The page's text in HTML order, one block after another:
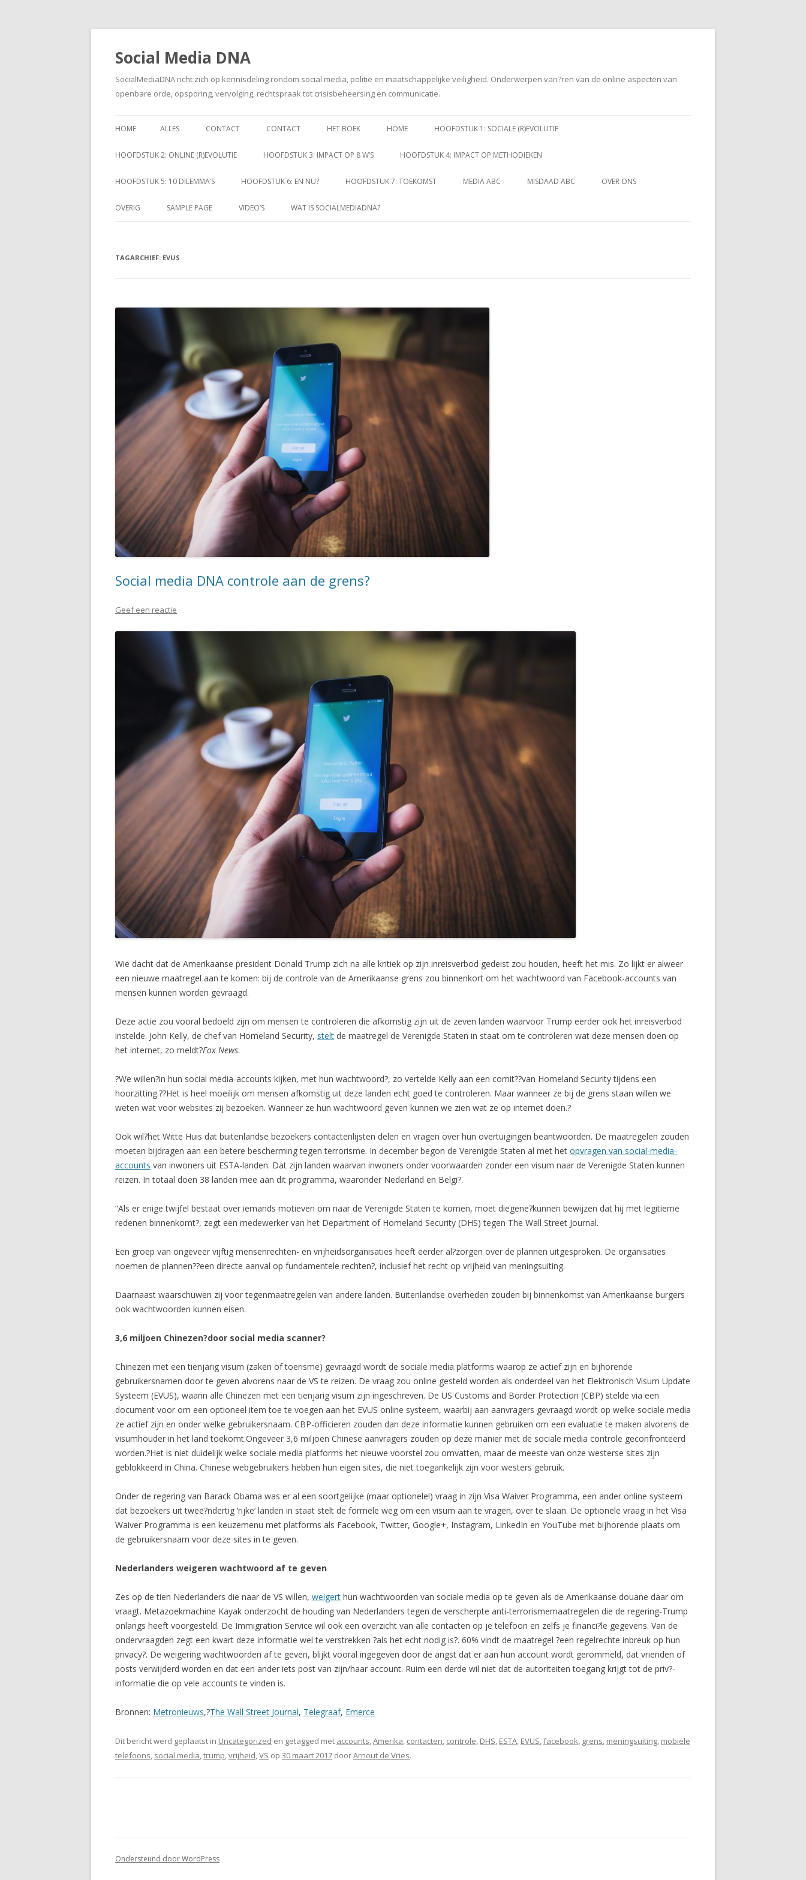
Social Media DNA
SocialMediaDNA richt zich op kennisdeling rondom social media, politie en maatschappelijke veiligheid. Onderwerpen vari?ren van de online aspecten van
openbare orde, opsporing, vervolging, rechtspraak tot crisisbeheersing en communicatie.
naar
HOME ALLES CONTACT CONTACT HET BOEK HOME HOOFDSTUK 1: SOCIALE (R)EVOLUTIE
HOOFDSTUK 2: ONLINE (R)EVOLUTIE HOOFDSTUK 3: IMPACT OP 8 W’S HOOFDSTUK 4: IMPACT OP METHODIEKEN
HOOFDSTUK 5: 10 DILEMMA’S HOOFDSTUK 6: EN NU? HOOFDSTUK 7: TOEKOMST MEDIA ABC MISDAAD ABC OVER ONS
OVERIG SAMPLE PAGE VIDEO’S WAT IS SOCIALMEDIADNA?
TAGARCHIEF: EVUS
Social media DNA controle aan de grens?
Geef een reactie
Wie dacht dat de Amerikaanse president Donald Trump zich na alle kritiek op zijn inreisverbod gedeist zou houden, heeft het mis. Zo lijkt er alweer
een nieuwe maatregel aan te komen: bij de controle van de Amerikaanse grens zou binnenkort om het wachtwoord van Facebook-accounts van
mensen kunnen worden gevraagd.
Deze actie zou vooral bedoeld zijn om mensen te controleren die afkomstig zijn uit de zeven landen waarvoor Trump eerder ook het inreisverbod
instelde. John Kelly, de chef van Homeland Security, stelt de maatregel de Verenigde Staten in staat om te controleren wat deze mensen doen op
het internet, zo meldt?Fox News.
?We willen?in hun social media-accounts kijken, met hun wachtwoord?, zo vertelde Kelly aan een comit??van Homeland Security tijdens een
hoorzitting.??Het is heel moeilijk om mensen afkomstig uit deze landen echt goed te controleren. Maar wanneer ze bij de grens staan willen we
weten wat voor websites zij bezoeken. Wanneer ze hun wachtwoord geven kunnen we zien wat ze op internet doen.?
Ook wil?het Witte Huis dat buitenlandse bezoekers contactenlijsten delen en vragen over hun overtuigingen beantwoorden. De maatregelen zouden
moeten bijdragen aan een betere bescherming tegen terrorisme. In december begon de Verenigde Staten al met het opvragen van social-media-
accounts van inwoners uit ESTA-landen. Dat zijn landen waarvan inwoners onder voorwaarden zonder een visum naar de Verenigde Staten kunnen
reizen. In totaal doen 38 landen mee aan dit programma, waaronder Nederland en Belgi?.
“Als er enige twijfel bestaat over iemands motieven om naar de Verenigde Staten te komen, moet diegene?kunnen bewijzen dat hij met legitieme
redenen binnenkomt?, zegt een medewerker van het Department of Homeland Security (DHS) tegen The Wall Street Journal.
Een groep van ongeveer vijftig mensenrechten- en vrijheidsorganisaties heeft eerder al?zorgen over de plannen uitgesproken. De organisaties
noemen de plannen??een directe aanval op fundamentele rechten?, inclusief het recht op vrijheid van meningsuiting.
Daarnaast waarschuwen zij voor tegenmaatregelen van andere landen. Buitenlandse overheden zouden bij binnenkomst van Amerikaanse burgers
ook wachtwoorden kunnen eisen.
3,6 miljoen Chinezen?door social media scanner?
Chinezen met een tienjarig visum (zaken of toerisme) gevraagd wordt de sociale media platforms waarop ze actief zijn en bijhorende
gebruikersnamen door te geven alvorens naar de VS te reizen. De vraag zou online gesteld worden als onderdeel van het Elektronisch Visum Update
Systeem (EVUS), waarin alle Chinezen met een tienjarig visum zijn ingeschreven. De US Customs and Border Protection (CBP) stelde via een
document voor om een optioneel item toe te voegen aan het EVUS online systeem, waarbij aan aanvragers gevraagd wordt op welke sociale media
ze actief zijn en onder welke gebruikersnaam. CBP-officieren zouden dan deze informatie kunnen gebruiken om een evaluatie te maken alvorens de
visumhouder in het land toekomt.Ongeveer 3,6 miljoen Chinese aanvragers zouden op deze manier met de sociale media controle geconfronteerd
worden.?Het is niet duidelijk welke sociale media platforms het nieuwe voorstel zou omvatten, maar de meeste van onze westerse sites zijn
geblokkeerd in China. Chinese webgebruikers hebben hun eigen sites, die niet toegankelijk zijn voor westers gebruik.
Onder de regering van Barack Obama was er al een soortgelijke (maar optionele!) vraag in zijn Visa Waiver Programma, een ander online systeem
dat bezoekers uit twee?ndertig ‘rijke’ landen in staat stelt de formele weg om een visum aan te vragen, over te slaan. De optionele vraag in het Visa
Waiver Programma is een keuzemenu met platforms als Facebook, Twitter, Google+, Instagram, LinkedIn en YouTube met bijhorende plaats om
de gebruikersnaam voor deze sites in te geven.
Nederlanders weigeren wachtwoord af te geven
Zes op de tien Nederlanders die naar de VS willen, weigert hun wachtwoorden van sociale media op te geven als de Amerikaanse douane daar om
vraagt. Metazoekmachine Kayak onderzocht de houding van Nederlanders tegen de verscherpte anti-terrorismemaatregelen die de regering-Trump
onlangs heeft voorgesteld. De Immigration Service wil ook een overzicht van alle contacten op je telefoon en zelfs je financi?le gegevens. Van de
ondervraagden zegt een kwart deze informatie wel te verstrekken ?als het echt nodig is?. 60% vindt de maatregel ?een regelrechte inbreuk op hun
privacy?. De weigering wachtwoorden af te geven, blijkt vooral ingegeven door de angst dat er aan hun account wordt gerommeld, dat vrienden of
posts verwijderd worden en dat een ander iets post van zijn/haar account. Ruim een derde wil niet dat de autoriteiten toegang krijgt tot de priv?-
informatie die op vele accounts te vinden is.
Bronnen: Metronieuws,?The Wall Street Journal, Telegraaf, Emerce
Dit bericht werd geplaatst in Uncategorized en getagged met accounts,Amerika, contacten, controle, DHS, ESTA, EVUS,facebook, grens, meningsuiting, mobiele
telefoons, social media,trump,vrijheid,VS op 30 maart 2017 doorArnout de Vries.
Ondersteund door WordPress